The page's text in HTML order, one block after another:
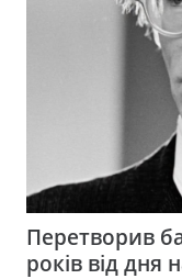
Перетворив
років від дня